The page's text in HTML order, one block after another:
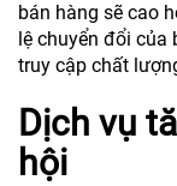
bán hàng sẽ cao
lệ chuyển đổi
truy cập chất
Dịch vụ
hội